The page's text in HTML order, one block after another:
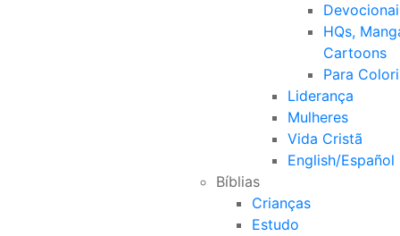
HQs,
Cartoons
Para
Liderança
Mulheres
Vida Cristã
English/Español
Bíblias
Crianças
Estudo